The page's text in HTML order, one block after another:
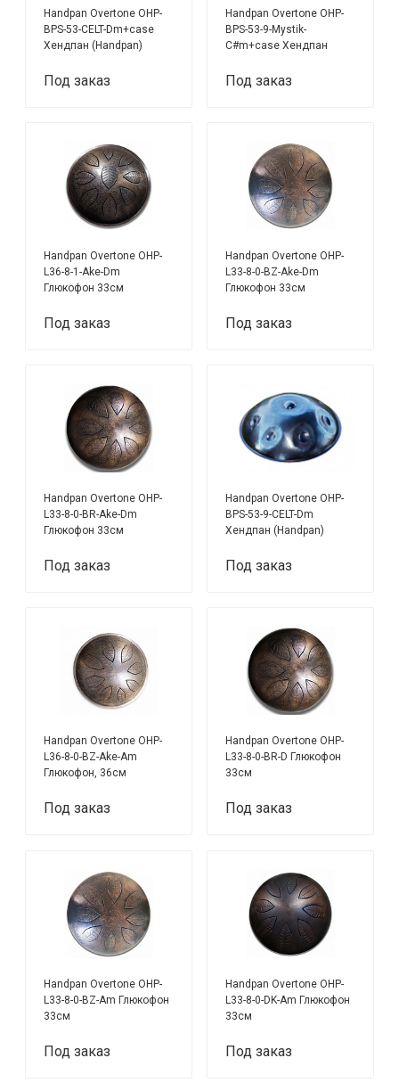
Handpan Overtone OHP-
BPS-53-CELT-Dm+case
Хендпан (Handpan)
Под заказ
Handpan Overtone OHP-
BPS-53-9-Mystik-
C#m+case Хендпан
Под заказ
Handpan Overtone OHP-
L36-8-1-Ake-Dm
Глюкофон 33см
Под заказ
Handpan Overtone OHP-
L33-8-0-BZ-Ake-Dm
Глюкофон 33см
Под заказ
Handpan Overtone OHP-
L33-8-0-BR-Ake-Dm
Глюкофон 33см
Под заказ
Handpan Overtone OHP-
BPS-53-9-CELT-Dm
Хендпан (Handpan)
Под заказ
Handpan Overtone OHP-
L36-8-0-BZ-Ake-Am
Глюкофон, 36см
Под заказ
Handpan Overtone OHP-
L33-8-0-BR-D Глюкофон
33см
Под заказ
Handpan Overtone OHP-
L33-8-0-BZ-Am Глюкофон
33см
Под заказ
Handpan Overtone OHP-
L33-8-0-DK-Am Глюкофон
33см
Под заказ